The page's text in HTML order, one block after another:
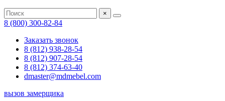
×
8 (800) 300-82-84
Заказать звонок
8 (812) 938-28-54
8 (812) 907-28-54
8 (812) 374-63-40
dmaster@mdmebel.com
вызов замерщика